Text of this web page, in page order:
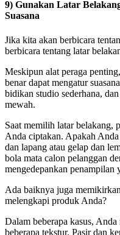
9) Gunakan Latar
Suasana
Jika kita akan berbicara
berbicara tentang latar
Meskipun alat peraga
benar dapat mengatur
bidikan studio sederhana,
mewah.
Saat memilih latar belakang,
Anda ciptakan. Apakah
dan lapang atau gelap dan
bola mata calon pelanggan
mengedepankan penampilan
Ada baiknya juga
melengkapi produk Anda?
Dalam beberapa kasus,
beberapa tekstur. Pasir dan